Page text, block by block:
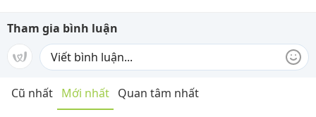
Tham gia bình luận
Cũ nhất Mới nhất Quan tâm nhất